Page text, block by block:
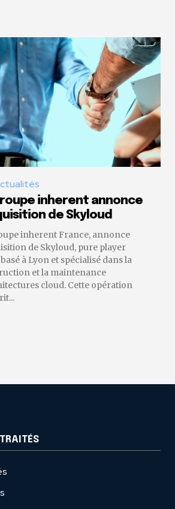
inherent annonce
de Skyloud
inherent France, annonce
de Skyloud, pure player
à Lyon et spécialisé dans la
et la maintenance
cloud. Cette opération